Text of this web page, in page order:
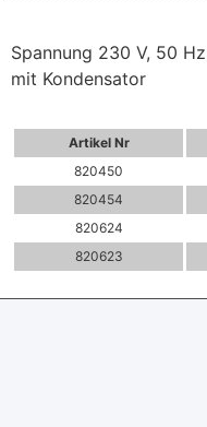
Spannung 230 V, 50
mit Kondensator
Artikel Nr
820450
820454
820624
820623